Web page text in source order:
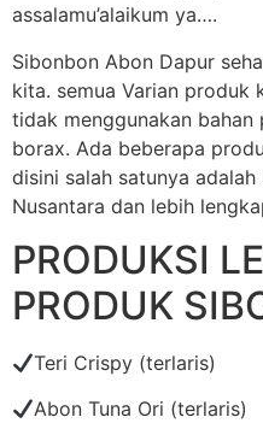
assalamu’alaikum ya….
Sibonbon Abon Dapur
kita. semua Varian produk
tidak menggunakan
borax. Ada beberapa
disini salah satunya
Nusantara dan lebih
PRODUKSI
PRODUK
Teri Crispy (terlaris)
Abon Tuna Ori (terlaris)